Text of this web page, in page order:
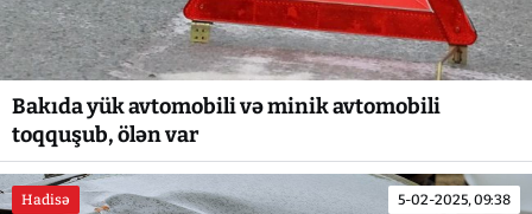
Bakıda yük avtomobili və minik avtomobili
toqquşub, ölən var
Hadisə 5-02-2025, 09:38